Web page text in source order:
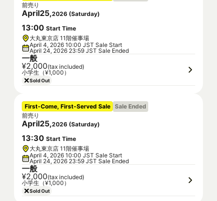
前売り
April25,2026 (Saturday)
13:00 Start Time
大丸東京店 11階催事場
April 4, 2026 10:00 JST Sale Start
April 24, 2026 23:59 JST Sale Ended
一般
¥2,000(tax included)
小学生（¥1,000）
Sold Out
First-Come, First-Served Sale Sale Ended
前売り
April25,2026 (Saturday)
13:30 Start Time
大丸東京店 11階催事場
April 4, 2026 10:00 JST Sale Start
April 24, 2026 23:59 JST Sale Ended
一般
¥2,000(tax included)
小学生（¥1,000）
Sold Out